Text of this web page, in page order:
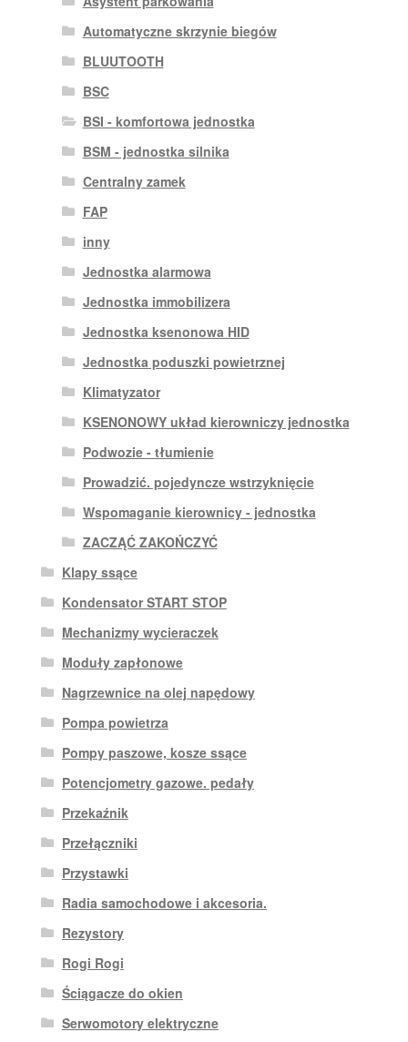
Automatyczne skrzynie biegów
BLUUTOOTH
BSC
BSI - komfortowa jednostka
BSM - jednostka silnika
Centralny zamek
FAP
inny
Jednostka alarmowa
Jednostka immobilizera
Jednostka ksenonowa HID
Jednostka poduszki powietrznej
Klimatyzator
KSENONOWY układ kierowniczy jednostka
Podwozie - tłumienie
Prowadzić. pojedyncze wstrzyknięcie
Wspomaganie kierownicy - jednostka
ZACZĄĆ ZAKOŃCZYĆ
Klapy ssące
Kondensator START STOP
Mechanizmy wycieraczek
Moduły zapłonowe
Nagrzewnice na olej napędowy
Pompa powietrza
Pompy paszowe, kosze ssące
Potencjometry gazowe. pedały
Przekaźnik
Przełączniki
Przystawki
Radia samochodowe i akcesoria.
Rezystory
Rogi Rogi
Ściągacze do okien
Serwomotory elektryczne